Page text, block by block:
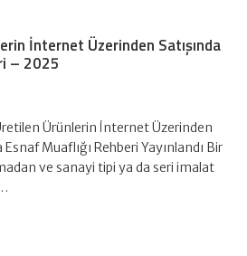
İnternet Üzerinden Satışında
– 2025
Ürünlerin İnternet Üzerinden
Esnaf Muaflığı Rehberi Yayınlandı Bir
ve sanayi tipi ya da seri imalat